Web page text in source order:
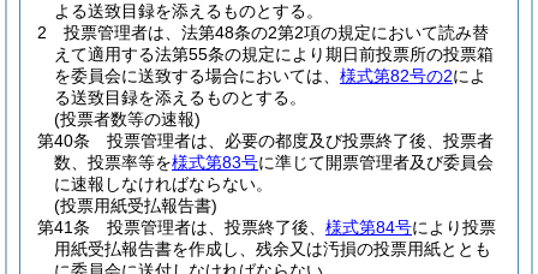
よる送致目録を添えるものとする。
2
投票管理者は、法第48条の2第2項の規定において読み替
えて適用する法第55条の規定により期日前投票所の投票箱
を委員会に送致する場合においては、 様式第82号の2によ
る送致目録を添えるものとする。
(投票者数等の速報)
第40条
投票管理者は、必要の都度及び投票終了後、投票者
数、投票率等を様式第83号に準じて開票管理者及び委員会
に速報しなければならない。
(投票用紙受払報告書)
第41条
投票管理者は、投票終了後、 様式第84号により投票
用紙受払報告書を作成し、残余又は汚損の投票用紙ととも